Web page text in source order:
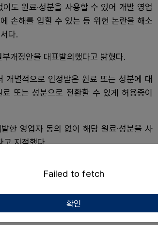
도 원료·성분을 사용할 수 있어 개발 영업
손해를 입힐 수 있는 등 위헌 논란을 해소
다.
개정안을 대표발의했다고 밝혔다.
개별적으로 인정받은 원료 또는 성분에 대
또는 성분으로 전환할 수 있게 허용중이
한 영업자 동의 없이 해당 원료·성분을 사
고 지적했다.
전환하는 것에 대한 사항을 법률에 직접
위헌 소지를 삭제하는 차원이다.
시한 기준을 충족하는 경우 건기식에 쓸
Failed to fetch
확인